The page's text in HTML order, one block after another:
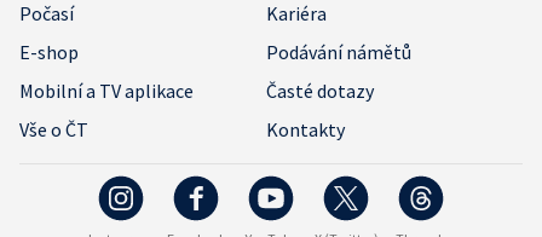
Počasí
Kariéra
E-shop
Podávání námětů
Mobilní a TV aplikace
Časté dotazy
Vše o ČT
Kontakty